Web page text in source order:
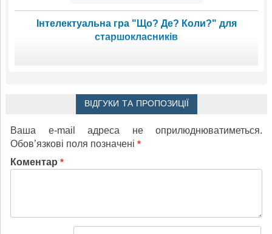
Інтелектуальна гра "Що? Де? Коли?" для
старшокласників
ВІДГУКИ ТА ПРОПОЗИЦІЇ
Ваша e-mail адреса не оприлюднюватиметься.
Обов’язкові поля позначені *
Коментар *